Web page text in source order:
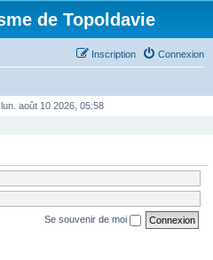
de Topoldavie
Connexion
Inscription
août 10 2026, 05:58
Se souvenir de moi